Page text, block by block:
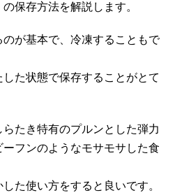
保存方法を解説します。
が基本で、冷凍することもで
た状態で保存することがとて
たき特有のプルンとした弾力
フンのようなモサモサした食
た使い方をすると良いです。